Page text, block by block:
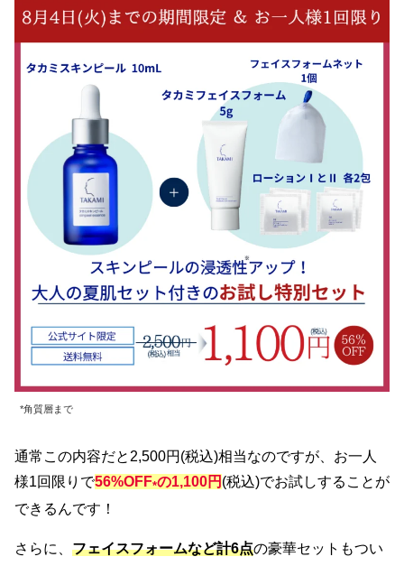
*角質層まで
通常この内容だと2,500円(税込)相当なのですが、お一人
様1回限りで56%OFF*の1,100円 (税込)でお試しすることが
できるんです！
さらに、 フェイスフォームなど計6点の豪華セットもつい